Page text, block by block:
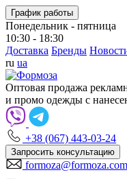
График работы
Понедельник - пятница
10:30 - 18:30
Доставка Бренды
ru ua
Оптовая продажа
и промо одежды с
+38 (067) 443-03-24
Запросить консультацию